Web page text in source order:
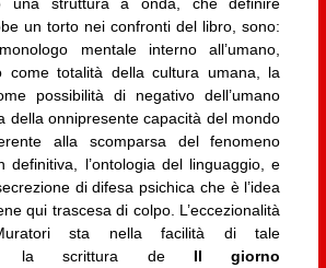
un torto nei confronti del libro, sono:
mentale interno all’umano,
come totalità della cultura umana, la
possibilità di negativo dell’umano
della onnipresente capacità del mondo
alla scomparsa del fenomeno
definitiva, l’ontologia del linguaggio, e
di difesa psichica che è l’idea
qui trascesa di colpo. L’eccezionalità
sta nella facilità di tale
la scrittura de Il giorno